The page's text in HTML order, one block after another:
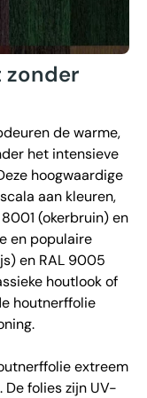
zonder
de warme,
het intensieve
hoogwaardige
aan kleuren,
(okerbruin) en
en populaire
en RAL 9005
houtlook of
houtnerffolie
extreem
folies zijn UV-